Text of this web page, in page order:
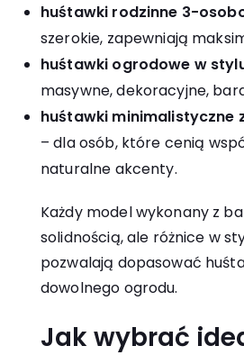
huśtawki rodzinne 3-
szerokie, zapewniają
huśtawki ogrodowe w
masywne, dekoracyjne,
huśtawki minimalistyczne
– dla osób, które cenią
naturalne akcenty.
Każdy model wykonany z
solidnością, ale różnice w
pozwalają dopasować
dowolnego ogrodu.
Jak wybrać